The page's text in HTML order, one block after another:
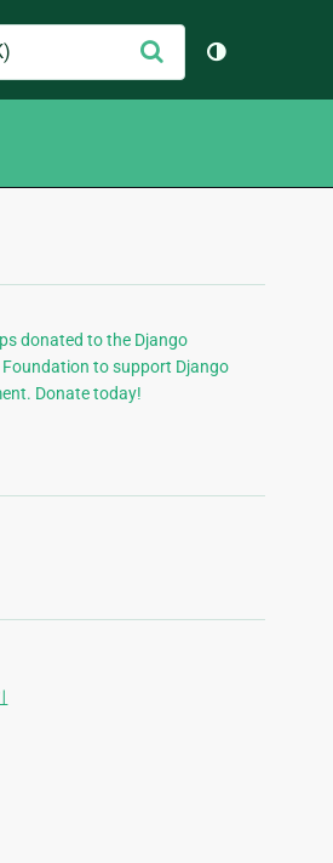
출
테마 토글 (
donated to the Django
to support Django
Donate today!